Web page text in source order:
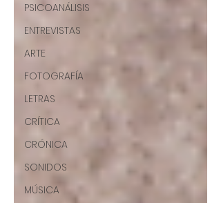
PSICOANÁLISIS
ENTREVISTAS
ARTE
FOTOGRAFÍA
LETRAS
CRÍTICA
CRÓNICA
SONIDOS
MÚSICA